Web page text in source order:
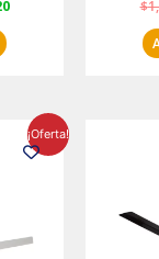
$
¡Oferta!
precio
actual